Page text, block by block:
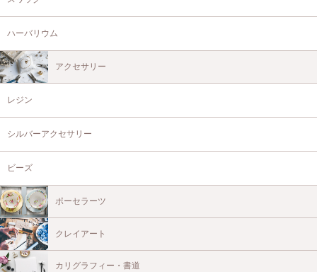
ハーバリウム
アクセサリー
レジン
シルバーアクセサリー
ビーズ
ポーセラーツ
クレイアート
カリグラフィー・書道